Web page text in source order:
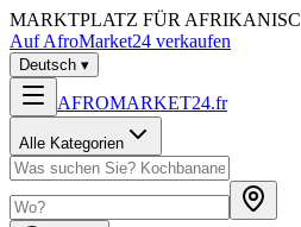
MARKTPLATZ FÜR
Auf AfroMarket24 verkaufen
Deutsch ▾
AFROMARKET24.fr
Alle Kategorien